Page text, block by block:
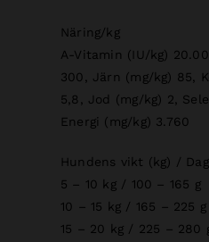
Näring/kg
A-Vitamin (IU/kg)
300, Järn (mg/kg) 85,
5,8, Jod (mg/kg) 2,
Energi (mg/kg) 3.760
Hundens vikt (kg) /
5 – 10 kg / 100 – 165 g
10 – 15 kg / 165 – 225 g
15 – 20 kg / 225 – 280